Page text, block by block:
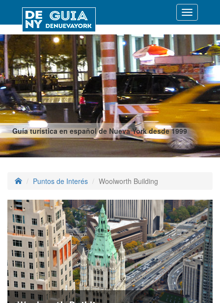
Guía turística en español de Nueva York desde 1999
Desplegar
Puntos de Interés Woolworth Building